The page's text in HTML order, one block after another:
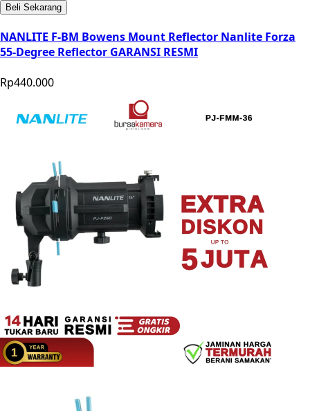
Beli Sekarang
NANLITE F-BM Bowens Mount Reflector Nanlite Forza
55-Degree Reflector GARANSI RESMI
Rp440.000